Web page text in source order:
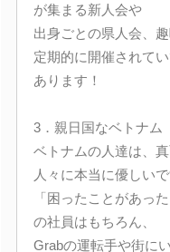
が集まる新人会や
出身ごとの県人会、
定期的に開催されて
あります！
3．親日国なベトナム
ベトナムの人達は、
人々に本当に優しいで
「困ったことがあっ
の社員はもちろん、
Grabの運転手や街に